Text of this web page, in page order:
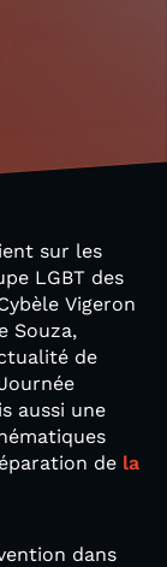
sur les
LGBT des
Vigeron
Souza,
de
aussi une
de la
dans